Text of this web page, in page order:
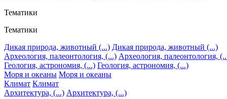
Тематики
Тематики
Дикая природа, животный (...) Дикая природа, животный (...)
Археология, палеонтология, (...) Археология, палеонтология,
Геология, астрономия, (...) Геология, астрономия, (...)
Моря и океаны Моря и океаны
Климат Климат
Архитектура, (...) Архитектура, (...)